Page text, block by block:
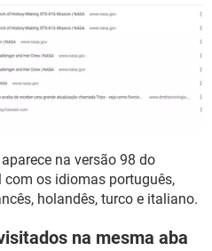
na versão 98 do
com os idiomas português,
holandês, turco e italiano.
na mesma aba